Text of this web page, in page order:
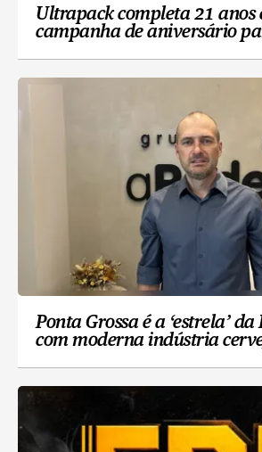
Ultrapack completa 21 anos
campanha de aniversário
Ponta Grossa é a ‘estrela’
com moderna indústria